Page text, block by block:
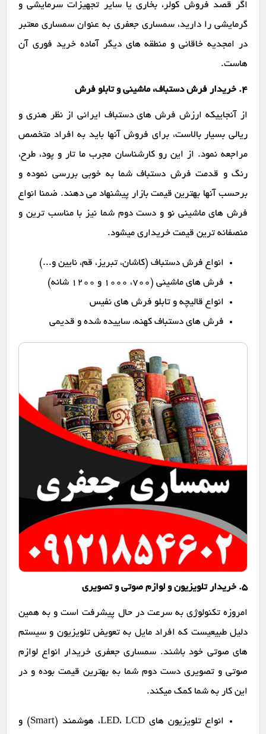
اگر قصد فروش کولر، بخاری یا سایر تجهیزات سرمایشی و
گرمایشی را دارید، سمساری جعفری به عنوان سمساری معتبر
در امجدیه خاقانی و منطقه های دیگر آماده خرید فوری آن
هاست.
۴. خریدار فرش دستباف، ماشینی و تابلو فرش
از آنجاییکه ارزش فرش های دستباف ایرانی از نظر هنری و
ریالی بسیار بالاست، برای فروش آنها باید به افراد متخصص
مراجعه نمود. از این رو کارشناسان مجرب ما تار و پود، طرح،
رنگ و قدمت فرش دستباف شما به خوبی بررسی نموده و
برحسب آنها بهترین قیمت بازار پیشنهاد می دهند. ضمنا انواع
فرش های ماشینی نو و دست دوم شما نیز با مناسب ترین و
منصفانه ترین قیمت خریداری میشود.
انواع فرش دستباف (کاشان، تبریز، قم، نایین و...)
فرش های ماشینی (۷۰۰، ۱۰۰۰ و ۱۲۰۰ شانه)
انواع قالیچه و تابلو فرش های نفیس
فرش های دستباف کهنه، ساییده شده و قدیمی
۵. خریدار تلویزیون و لوازم صوتی و تصویری
امروزه تکنولوژی به سرعت در حال پیشرفت است و به همین
دلیل طبیعیست که افراد مایل به تعویض تلویزیون و سیستم
های صوتی خود باشند. سمساری جعفری خریدار انواع لوازم
صوتی و تصویری دست دوم شما به بهترین قیمت بوده و در
این کار به شما کمک میکند.
انواع تلویزیون های LED، LCD، هوشمند (Smart) و